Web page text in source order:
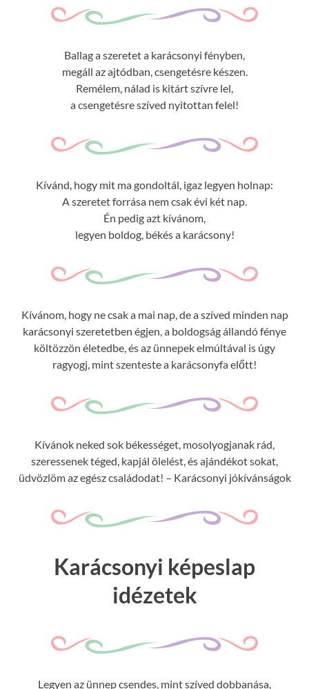
Ballag a szeretet a karácsonyi fényben,
megáll az ajtódban, csengetésre készen.
Remélem, nálad is kitárt szívre lel,
a csengetésre szíved nyitottan felel!
Kívánd, hogy mit ma gondoltál, igaz legyen holnap:
A szeretet forrása nem csak évi két nap.
Én pedig azt kívánom,
legyen boldog, békés a karácsony!
Kívánom, hogy ne csak a mai nap, de a szíved minden nap
karácsonyi szeretetben égjen, a boldogság állandó fénye
költözzön életedbe, és az ünnepek elmúltával is úgy
ragyogj, mint szenteste a karácsonyfa előtt!
Kívánok neked sok békességet, mosolyogjanak rád,
szeressenek téged, kapjál ölelést, és ajándékot sokat,
üdvözlöm az egész családodat! – Karácsonyi jókívánságok
Karácsonyi képeslap
idézetek
Legyen az ünnep csendes, mint szíved dobbanása,